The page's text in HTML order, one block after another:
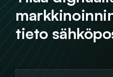
tieto